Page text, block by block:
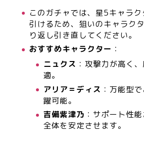
このガチャでは、星5キャラ
引けるため、狙いのキャラク
り返し引き直してください。
おすすめキャラクター ：
ニュクス ：攻撃力が高く
適。
アリア＝ディス ：万能型
躍可能。
吉備紫津乃 ：サポート性
全体を安定させます。